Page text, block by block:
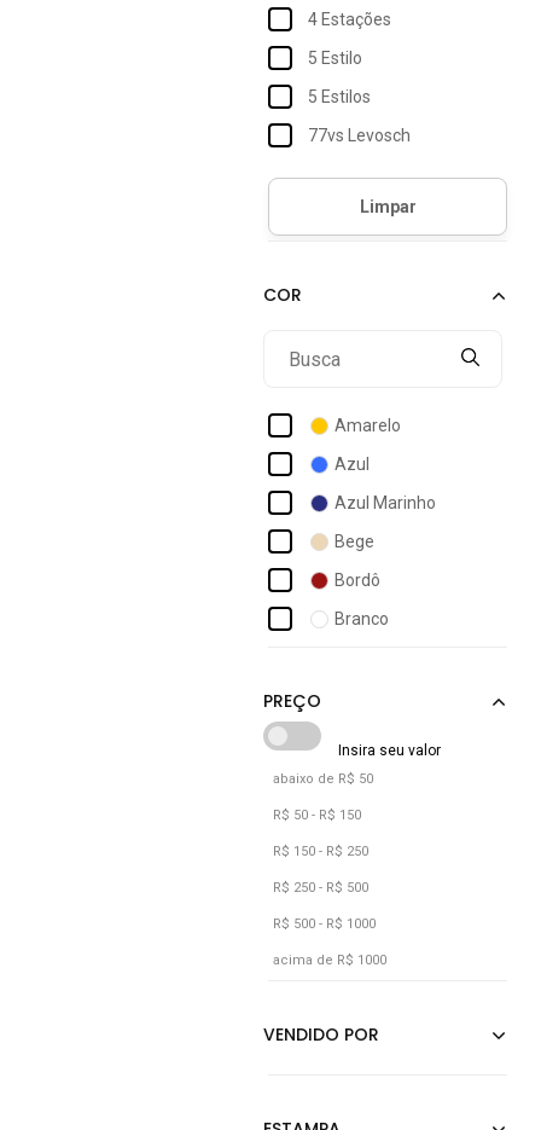
gggg
4 Estações
5 Estilo
5 Estilos
77vs Levosch
Accona
Acostamento
Activitta
Amarelo
Azul
Azul Marinho
Bege
Bordô
Branco
Grafite
Incolor
Jeans
Lilás
Marrom
Multicolorido
Preto
Unico
abaixo de R$ 50
R$ 50 - R$ 150
R$ 150 - R$ 250
R$ 250 - R$ 500
R$ 500 - R$ 1000
acima de R$ 1000